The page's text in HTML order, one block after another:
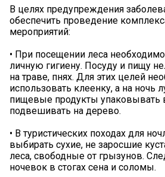
В целях предупреждения
обеспечить проведение
мероприятий:
• При посещении леса
личную гигиену. Посуду и пищу
на траве, пнях. Для этих целей
использовать клеенку, а на ночь
пищевые продукты упаковывать
подвешивать на дерево.
• В туристических походах для
выбирать сухие, не заросшие
леса, свободные от грызунов.
ночевок в стогах сена и соломы.